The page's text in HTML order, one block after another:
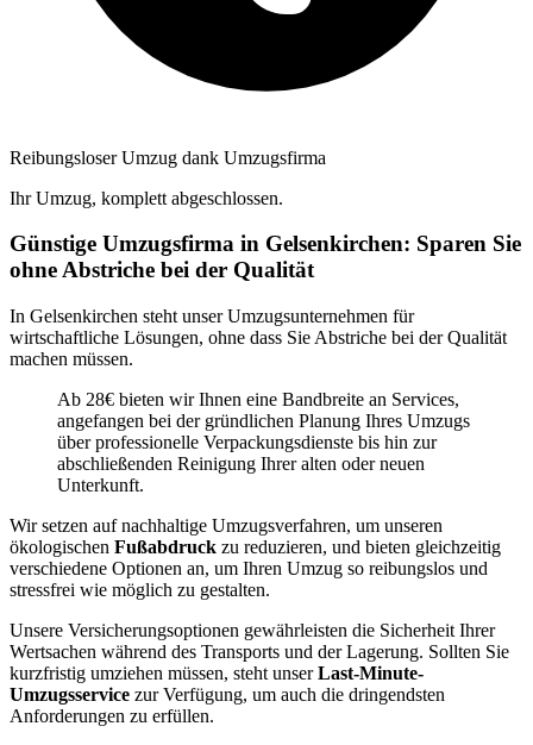
Reibungsloser Umzug dank Umzugsfirma
Ihr Umzug, komplett abgeschlossen.
Günstige Umzugsfirma in Gelsenkirchen: Sparen Sie
ohne Abstriche bei der Qualität
In Gelsenkirchen steht unser Umzugsunternehmen für
wirtschaftliche Lösungen, ohne dass Sie Abstriche bei der Qualität
machen müssen.
Ab 28€ bieten wir Ihnen eine Bandbreite an Services,
angefangen bei der gründlichen Planung Ihres Umzugs
über professionelle Verpackungsdienste bis hin zur
abschließenden Reinigung Ihrer alten oder neuen
Unterkunft.
Wir setzen auf nachhaltige Umzugsverfahren, um unseren
ökologischen Fußabdruck zu reduzieren, und bieten gleichzeitig
verschiedene Optionen an, um Ihren Umzug so reibungslos und
stressfrei wie möglich zu gestalten.
Unsere Versicherungsoptionen gewährleisten die Sicherheit Ihrer
Wertsachen während des Transports und der Lagerung. Sollten Sie
kurzfristig umziehen müssen, steht unserLast-Minute-
Umzugsservice zur Verfügung, um auch die dringendsten
Anforderungen zu erfüllen.